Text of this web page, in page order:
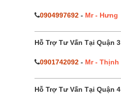
0904997692- Mr - Hưng
Hỗ Trợ Tư Vấn Tại Quận 3
0901742092- Mr - Thịnh
Hỗ Trợ Tư Vấn Tại Quận 4